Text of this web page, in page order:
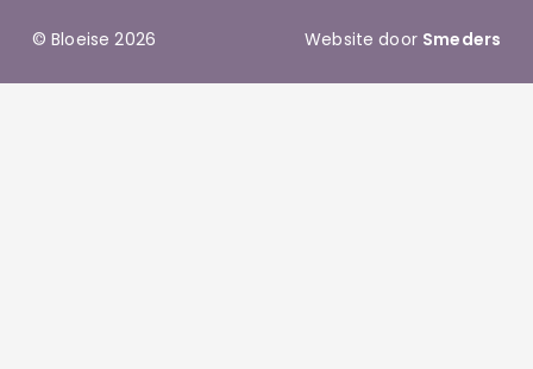
© Bloeise 2026 Website door Smeders